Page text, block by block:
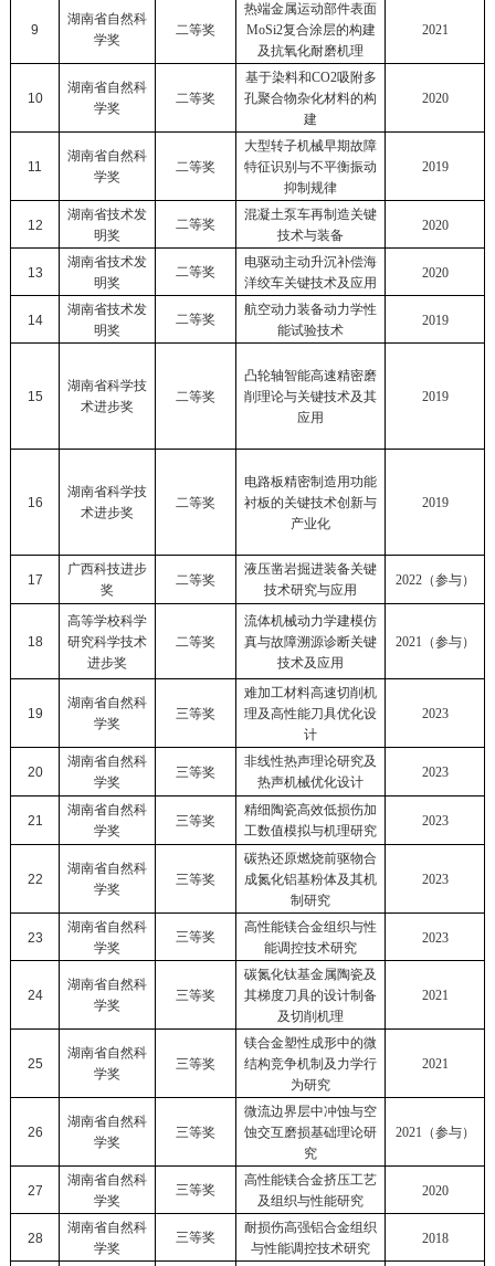
9
湖南省自然科
学奖
二等奖
热端金属运动部件表面
MoSi2复合涂层的构建
及抗氧化耐磨机理
2021
10
湖南省自然科
学奖
二等奖
基于染料和CO2吸附多
孔聚合物杂化材料的构
建
2020
11
湖南省自然科
学奖
二等奖
大型转子机械早期故障
特征识别与不平衡振动
抑制规律
2019
12
湖南省技术发
明奖
二等奖
混凝土泵车再制造关键
技术与装备
2020
13
湖南省技术发
明奖
二等奖
电驱动主动升沉补偿海
洋绞车关键技术及应用
2020
14
湖南省技术发
明奖
二等奖
航空动力装备动力学性
能试验技术
2019
15
湖南省科学技
术进步奖
二等奖
凸轮轴智能高速精密磨
削理论与关键技术及其
应用
2019
16
湖南省科学技
术进步奖
二等奖
电路板精密制造用功能
衬板的关键技术创新与
产业化
2019
17
广西科技进步
奖
二等奖
液压凿岩掘进装备关键
技术研究与应用
2022（参与）
18
高等学校科学
研究科学技术
进步奖
二等奖
流体机械动力学建模仿
真与故障溯源诊断关键
技术及应用
2021 （参与）
19
湖南省自然科
学奖
三等奖
难加工材料高速切削机
理及高性能刀具优化设
计
2023
20
湖南省自然科
学奖
三等奖
非线性热声理论研究及
热声机械优化设计
2023
21
湖南省自然科
学奖
三等奖
精细陶瓷高效低损伤加
工数值模拟与机理研究
2023
22
湖南省自然科
学奖
三等奖
碳热还原燃烧前驱物合
成氮化铝基粉体及其机
制研究
2023
23
湖南省自然科
学奖
三等奖
高性能镁合金组织与性
能调控技术研究
2023
24
湖南省自然科
学奖
三等奖
碳氮化钛基金属陶瓷及
其梯度刀具的设计制备
及切削机理
2021
25
湖南省自然科
学奖
三等奖
镁合金塑性成形中的微
结构竞争机制及力学行
为研究
2021
26
湖南省自然科
学奖
三等奖
微流边界层中冲蚀与空
蚀交互磨损基础理论研
究
2021 （参与）
27
湖南省自然科
学奖
三等奖
高性能镁合金挤压工艺
及组织与性能研究
2020
28
湖南省自然科
学奖
三等奖
耐损伤高强铝合金组织
与性能调控技术研究
2018